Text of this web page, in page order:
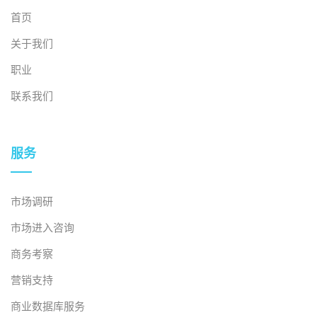
工业地产并购活动日益活跃
省级结构调整对经济和投资的影响（第二部分）
首页
关于我们
职业
联系我们
服务
市场调研
市场进入咨询
商务考察
营销支持
商业数据库服务